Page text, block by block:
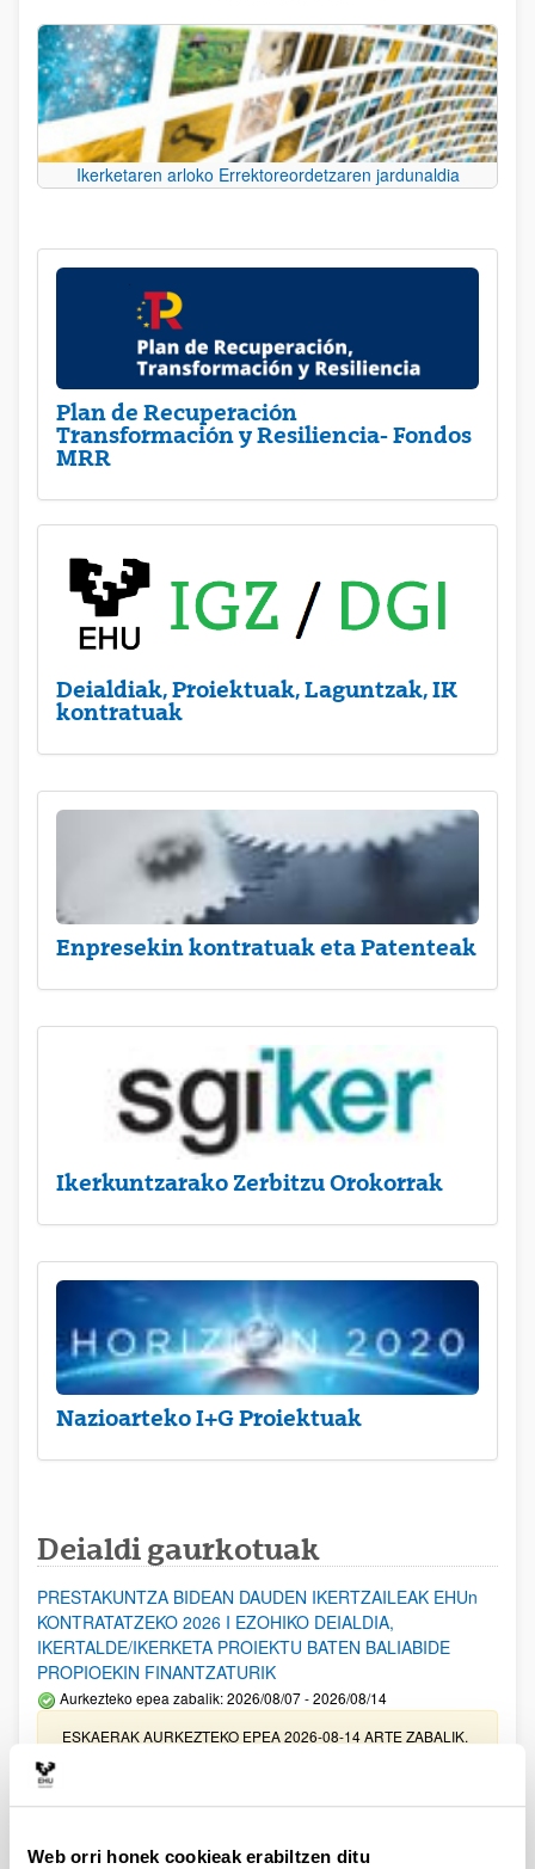
Web orri honek cookieak erabiltzen ditu
Ikerketaren arloko Errektoreordetzaren jardunaldia
Plan de Recuperación
Transformación y Resiliencia- Fondos
MRR
Deialdiak, Proiektuak, Laguntzak, IK
kontratuak
Enpresekin kontratuak eta Patenteak
Ikerkuntzarako Zerbitzu Orokorrak
Nazioarteko I+G Proiektuak
Deialdi gaurkotuak
PRESTAKUNTZA BIDEAN DAUDEN IKERTZAILEAK EHUn
KONTRATATZEKO 2026 I EZOHIKO DEIALDIA,
IKERTALDE/IKERKETA PROIEKTU BATEN BALIABIDE
PROPIOEKIN FINANTZATURIK
Aurkezteko epea zabalik: 2026/08/07 - 2026/08/14
ESKAERAK AURKEZTEKO EPEA 2026-08-14 ARTE ZABALIK.
UPV/EHUn Azpiegitura Zientifikoa eta Funts Bibliografikoak